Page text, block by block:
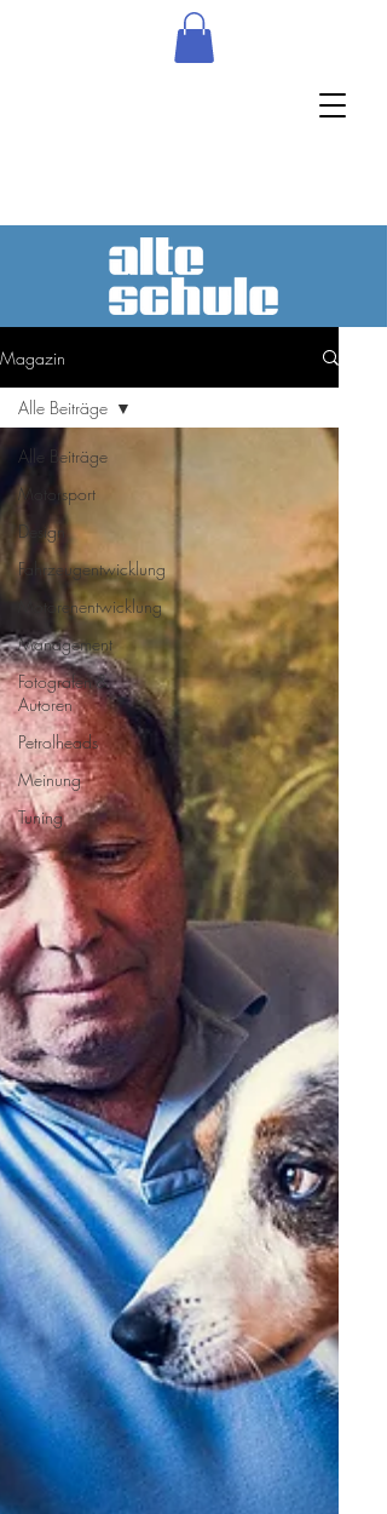
Magazin
Alle Beiträge
Motorsport
Design
Fahrzeugentwicklung
Motorenentwicklung
Management
Fotografen &
Autoren
Petrolheads
Meinung
Tuning
Alle Beiträge